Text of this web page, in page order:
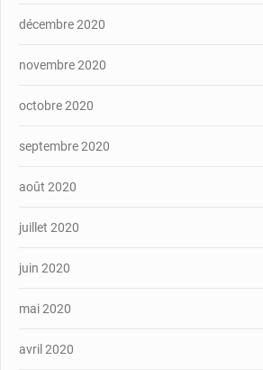
décembre 2020
novembre 2020
octobre 2020
septembre 2020
août 2020
juillet 2020
juin 2020
mai 2020
avril 2020